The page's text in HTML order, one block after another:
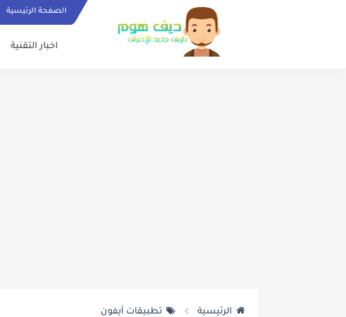
الصفحة الرئيسية
اخبار التقنية
الرئيسية تطبيقات آيفون